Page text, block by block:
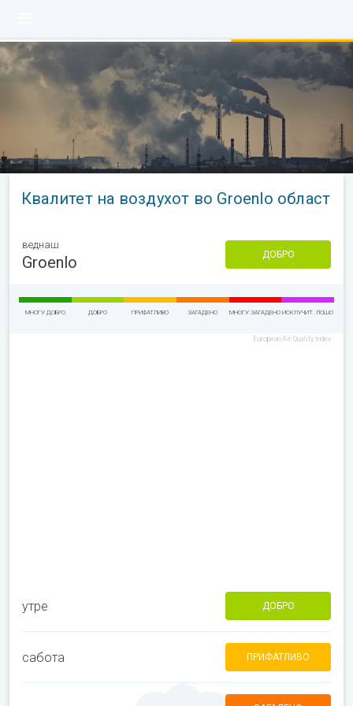
Квалитет на воздухот во Groenlo област
веднаш
Groenlo ДОБРО
МНОГУ ДОБРО ДОБРО ПРИФАТЛИВО ЗАГАДЕНО МНОГУ ЗАГАДЕНО ИСКЛУЧИТ. ЛОШО
European Air Quality Index
утре ДОБРО
сабота ПРИФАТЛИВО